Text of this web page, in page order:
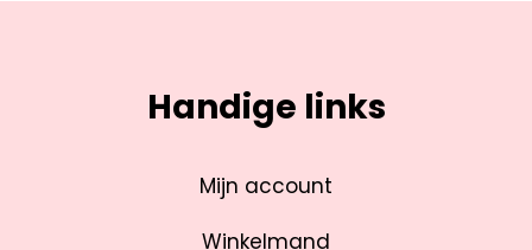
Handige links
Mijn account
Winkelmand